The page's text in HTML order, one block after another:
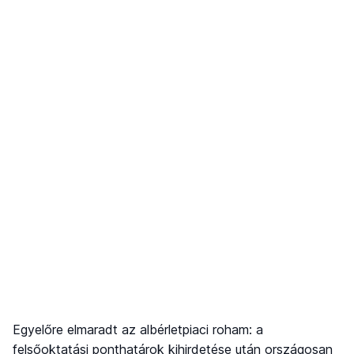
Egyelőre elmaradt az albérletpiaci roham: a
felsőoktatási ponthatárok kihirdetése után országosan